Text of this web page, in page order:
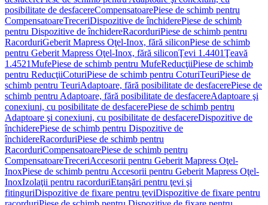
posibilitate de desfacereCompensatoarePiese de schimb pentru
CompensatoareTreceriDispozitive de închiderePiese de schimb
pentru Dispozitive de închidereRacorduriPiese de schimb pentru
RacorduriGeberit Mapress Oţel-Inox, fără siliconPiese de schimb
pentru Geberit Mapress Oţel-Inox, fără siliconŢevi 1.4401Ţeavă
1.4521MufePiese de schimb pentru MufeReducţiiPiese de schimb
pentru ReducţiiCoturiPiese de schimb pentru CoturiTeuriPiese de
schimb pentru TeuriAdaptoare, fără posibilitate de desfacerePiese de
schimb pentru Adaptoare, fără posibilitate de desfacereAdaptoare şi
conexiuni, cu posibilitate de desfacerePiese de schimb pentru
Adaptoare şi conexiuni, cu posibilitate de desfacereDispozitive de
închiderePiese de schimb pentru Dispozitive de
închidereRacorduriPiese de schimb pentru
RacorduriCompensatoarePiese de schimb pentru
CompensatoareTreceriAccesorii pentru Geberit Mapress Oţel-
InoxPiese de schimb pentru Accesorii pentru Geberit Mapress Oţel-
InoxIzolaţii pentru racorduriEtanşări pentru ţevi şi
fitinguriDispozitive de fixare pentru ţeviDispozitive de fixare pentru